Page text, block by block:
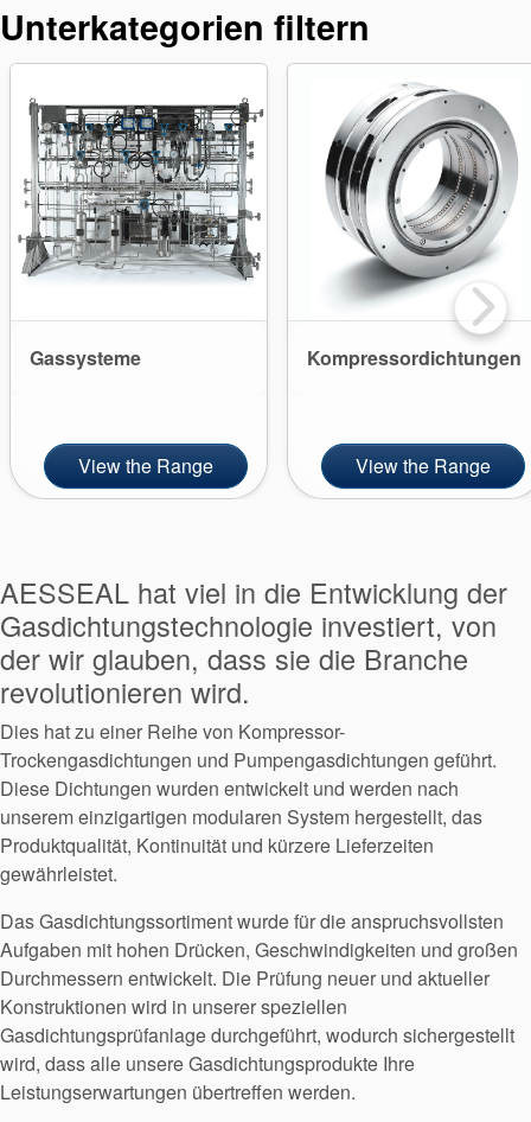
Standards
Standorte
Neuigkeiten
Akademie
Produktbroschüren
Video
Unterkategorien filtern
Gassysteme
View the Range
Kompressordichtungen
View the Range
AESSEAL hat viel in die Entwicklung der
Gasdichtungstechnologie investiert, von
der wir glauben, dass sie die Branche
revolutionieren wird.
Dies hat zu einer Reihe von Kompressor-
Trockengasdichtungen und Pumpengasdichtungen geführt.
Diese Dichtungen wurden entwickelt und werden nach
unserem einzigartigen modularen System hergestellt, das
Produktqualität, Kontinuität und kürzere Lieferzeiten
gewährleistet.
Das Gasdichtungssortiment wurde für die anspruchsvollsten
Aufgaben mit hohen Drücken, Geschwindigkeiten und großen
Durchmessern entwickelt. Die Prüfung neuer und aktueller
Konstruktionen wird in unserer speziellen
Gasdichtungsprüfanlage durchgeführt, wodurch sichergestellt
wird, dass alle unsere Gasdichtungsprodukte Ihre
Leistungserwartungen übertreffen werden.